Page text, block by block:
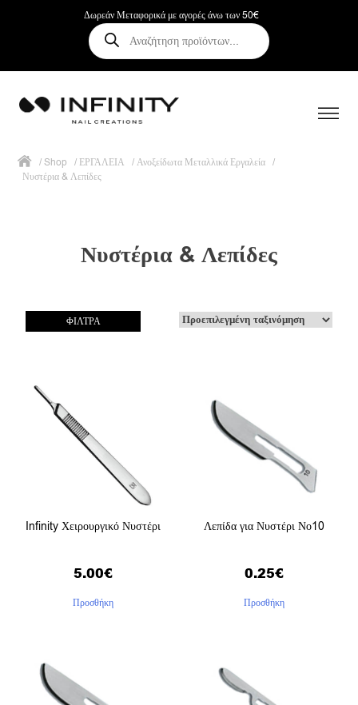
Δωρεάν Μεταφορικά με αγορές άνω των 50€
Αναζήτηση
προϊόντων
/Shop / ΕΡΓΑΛΕΙΑ /Ανοξείδωτα Μεταλλικά Εργαλεία /
Νυστέρια & Λεπίδες
Νυστέρια & Λεπίδες
ΦΙΛΤΡΑ
Infinity Χειρουργικό Νυστέρι
5.00€
Προσθήκη
Λεπίδα για Νυστέρι Νο10
0.25€
Προσθήκη